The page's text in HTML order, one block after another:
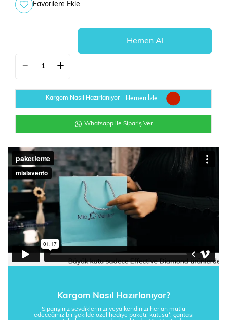
Favorilere Ekle
Kargom Nasıl Hazırlanıyor Hemen İzle
Whatsapp ile Sipariş Ver
Kargom Nasıl Hazırlanıyor?
Siparişiniz sevdiklerinizi veya kendinizi her an mutlu
edeceğiniz bir şekilde özel hediye paketi, kutusu*, çantası